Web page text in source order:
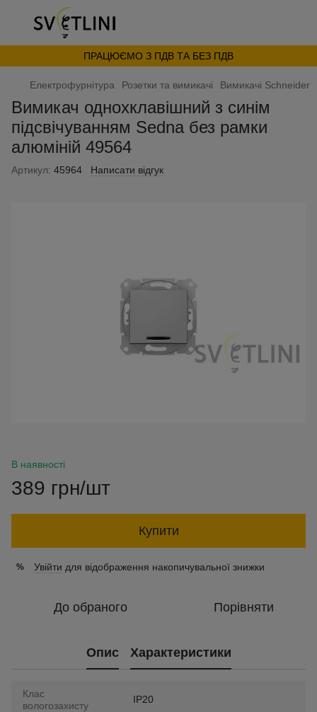
ПРАЦЮЄМО З ПДВ ТА БЕЗ ПДВ
Електрофурнітура Розетки та вимикачі Вимикачі Schneider
Вимикач однохклавішний з синім
підсвічуванням Sedna без рамки
алюміній 49564
Артикул: 45964 Написати відгук
В наявності
389 грн/шт
Купити
% Увійти для відображення накопичувальної знижки
До обраного Порівняти
Опис Характеристики
Клас
вологозахисту
IP20